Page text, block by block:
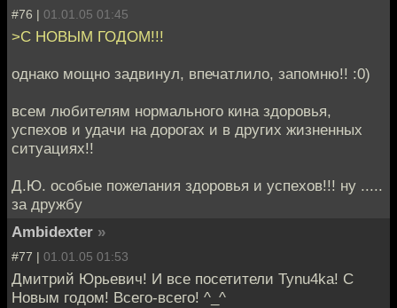
#76 | 01.01.05 01:45
>С НОВЫМ ГОДОМ!!!
однако мощно задвинул, впечатлило, запомню!! :0)
всем любителям нормального кина здоровья,
успехов и удачи на дорогах и в других жизненных
ситуациях!!
Д.Ю. особые пожелания здоровья и успехов!!! ну .....
за дружбу
Ambidexter »
#77 | 01.01.05 01:53
Дмитрий Юрьевич! И все посетители Tynu4ka! С
Новым годом! Всего-всего! ^_^